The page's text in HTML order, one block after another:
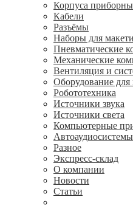
Корпуса
Кабели
Разъёмы
Наборы для
Пневматические
Механические
Вентиляция и
Оборудование для
Робототехника
Источники звука
Источники света
Компьютерные
Автоаудиосистемы
Разное
Экспресс-склад
О компании
Новости
Статьи